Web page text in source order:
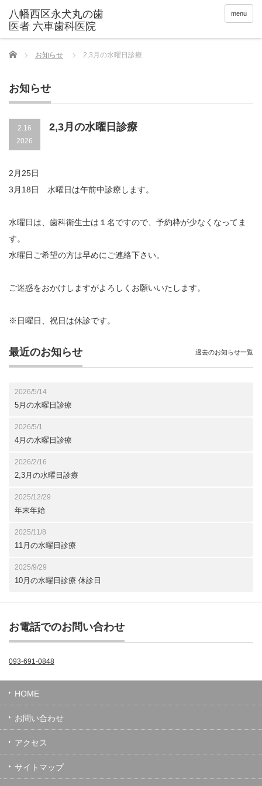
menu
Home お知らせ 2,3月の水曜日診療
お知らせ
2.16
2026
2,3月の水曜日診療
2月25日
3月18日 水曜日は午前中診療します。
水曜日は、歯科衛生士は１名ですので、予約枠が少なくなってま
す。
水曜日ご希望の方は早めにご連絡下さい。
ご迷惑をおかけしますがよろしくお願いいたします。
※日曜日、祝日は休診です。
最近のお知らせ
2026/5/14
5月の水曜日診療
2026/5/1
4月の水曜日診療
2026/2/16
2,3月の水曜日診療
2025/12/29
年末年始
2025/11/8
11月の水曜日診療
2025/9/29
10月の水曜日診療 休診日
過去のお知らせ一覧
お電話でのお問い合わせ
093-691-0848
HOME
お問い合わせ
アクセス
サイトマップ